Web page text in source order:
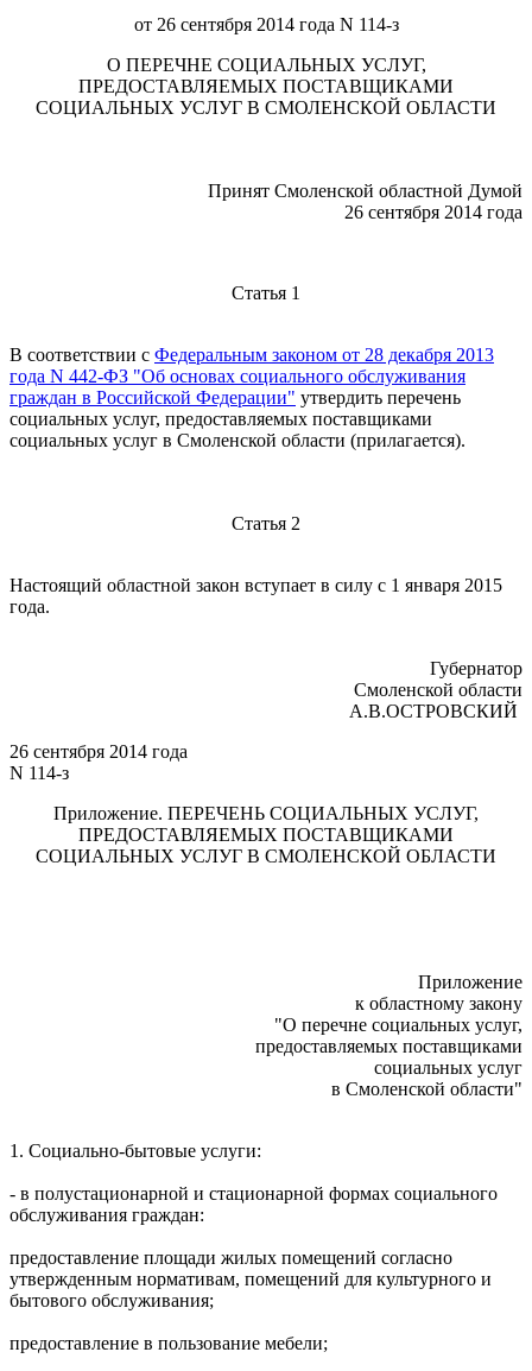
от 26 сентября 2014 года N 114-з
О ПЕРЕЧНЕ СОЦИАЛЬНЫХ УСЛУГ,
ПРЕДОСТАВЛЯЕМЫХ ПОСТАВЩИКАМИ
СОЦИАЛЬНЫХ УСЛУГ В СМОЛЕНСКОЙ ОБЛАСТИ
Принят Смоленской областной Думой
26 сентября 2014 года
Статья 1
В соответствии с Федеральным законом от 28 декабря 2013
года N 442-ФЗ "Об основах социального обслуживания
граждан в Российской Федерации" утвердить перечень
социальных услуг, предоставляемых поставщиками
социальных услуг в Смоленской области (прилагается).
Статья 2
Настоящий областной закон вступает в силу с 1 января 2015
года.
Губернатор
Смоленской области
А.В.ОСТРОВСКИЙ
26 сентября 2014 года
N 114-з
Приложение. ПЕРЕЧЕНЬ СОЦИАЛЬНЫХ УСЛУГ,
ПРЕДОСТАВЛЯЕМЫХ ПОСТАВЩИКАМИ
СОЦИАЛЬНЫХ УСЛУГ В СМОЛЕНСКОЙ ОБЛАСТИ
Приложение
к областному закону
"О перечне социальных услуг,
предоставляемых поставщиками
социальных услуг
в Смоленской области"
1. Социально-бытовые услуги:
- в полустационарной и стационарной формах социального
обслуживания граждан:
предоставление площади жилых помещений согласно
утвержденным нормативам, помещений для культурного и
бытового обслуживания;
предоставление в пользование мебели;